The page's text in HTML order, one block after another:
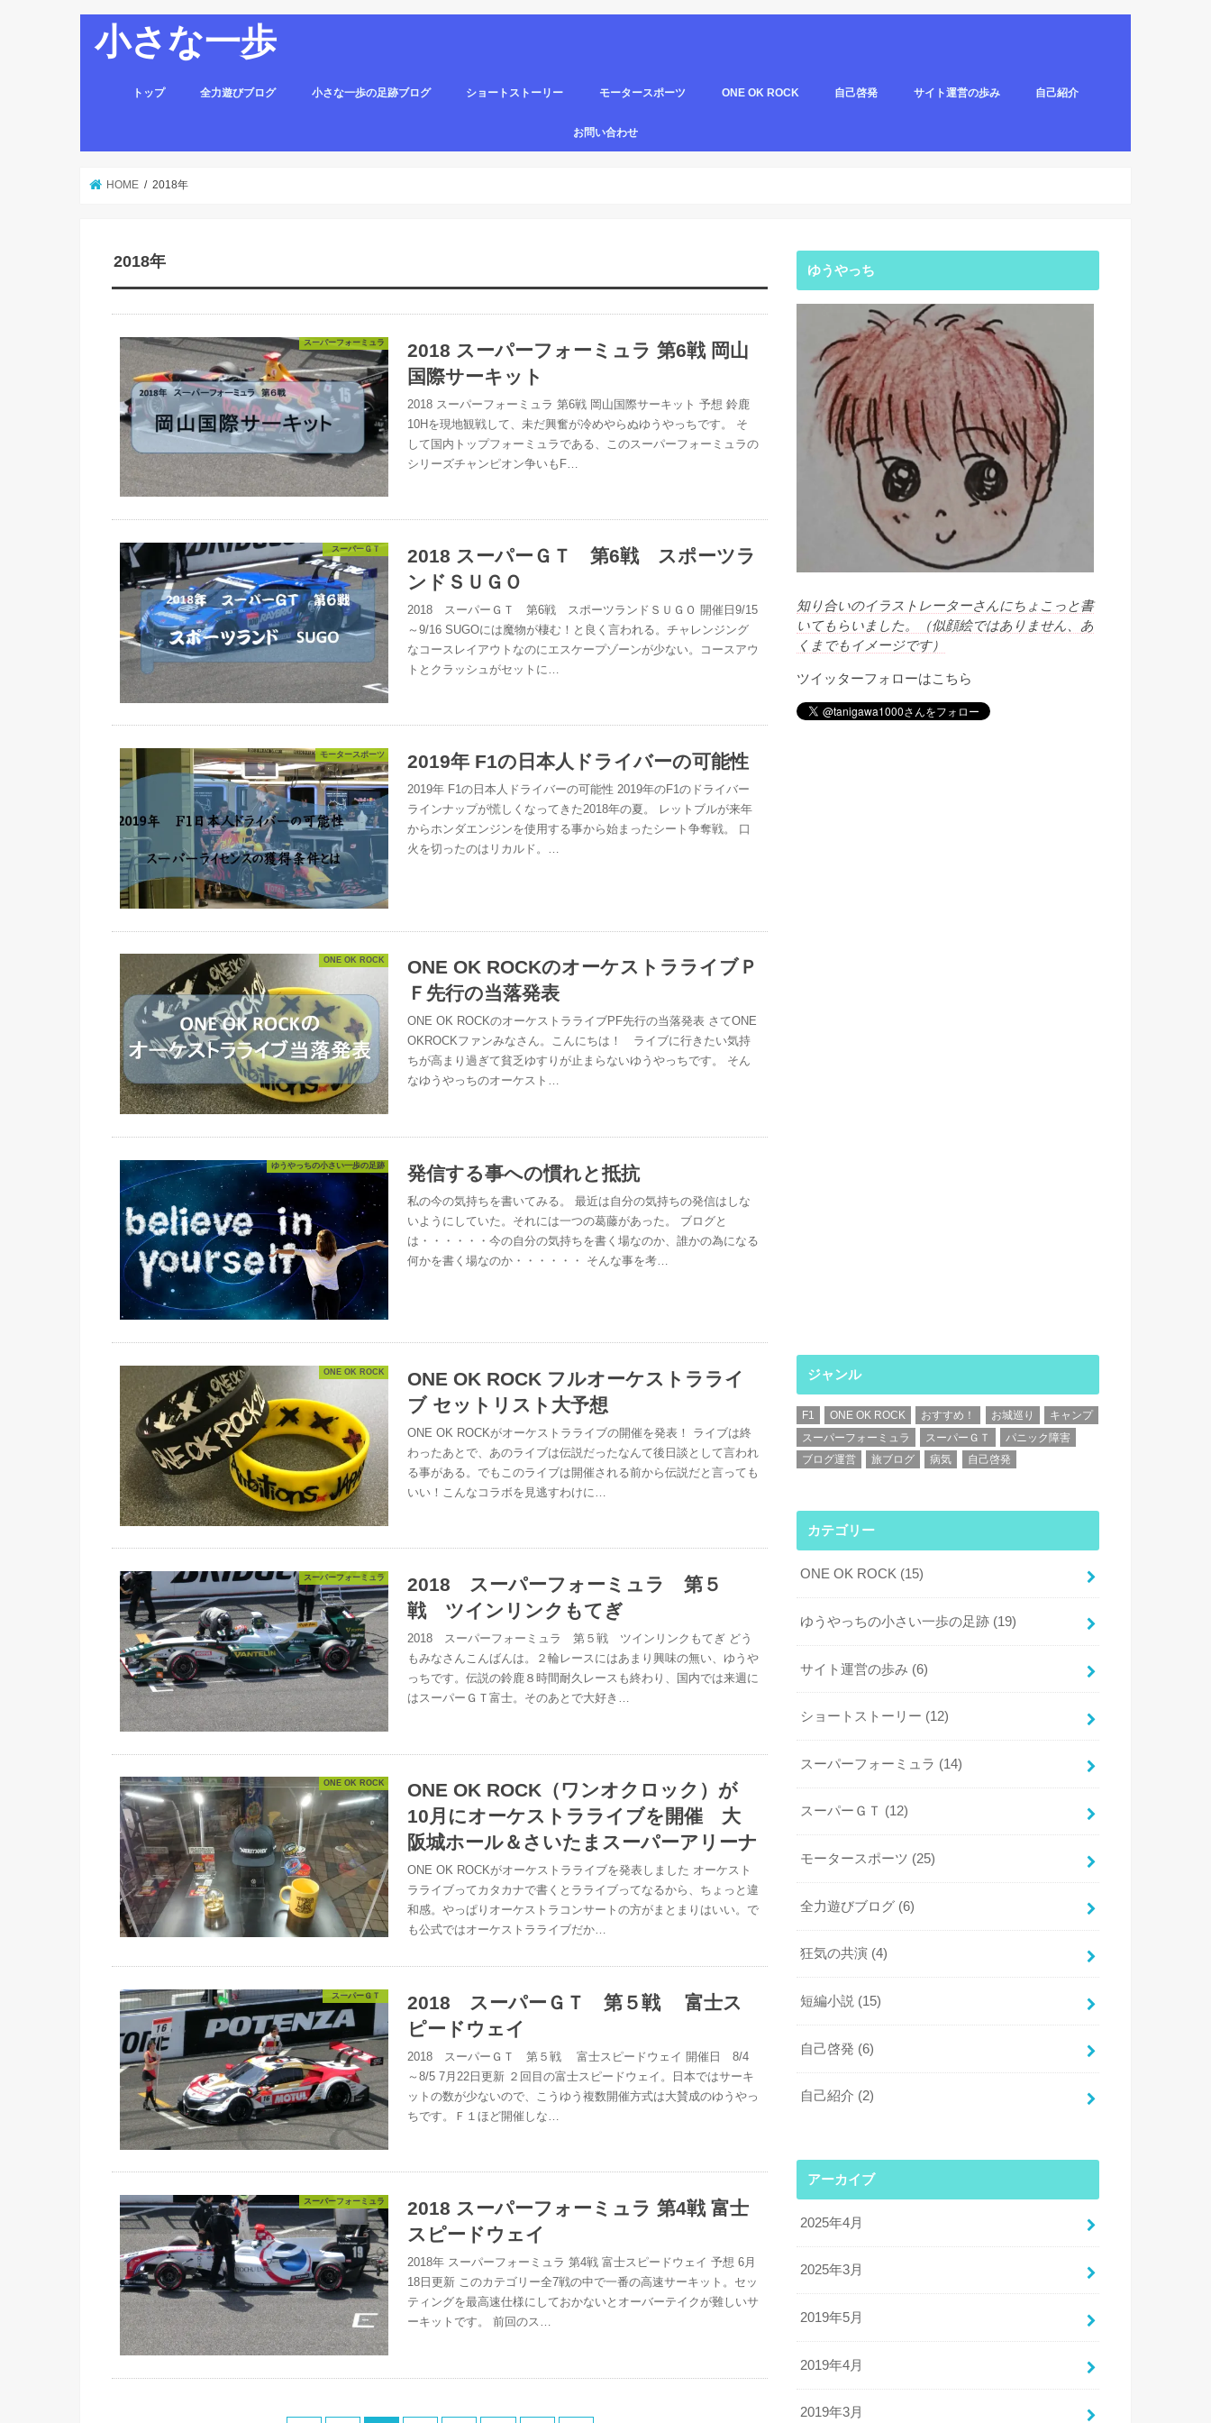
小さな一歩
トップ 全力遊びブログ 小さな一歩の足跡ブログ ショートストーリー モータースポーツ
スーパーフォーミュラ
スーパーＧＴ
ONE OK ROCK 自己啓発 サイト運営の歩み 自己紹介
お問い合わせ
HOME 2018年
2018年
スーパーフォーミュラ
2018 スーパーフォーミュラ 第6戦 岡山
国際サーキット
2018 スーパーフォーミュラ 第6戦 岡山国際サーキット 予想 鈴鹿
10Hを現地観戦して、未だ興奮が冷めやらぬゆうやっちです。 そ
して国内トップフォーミュラである、このスーパーフォーミュラの
シリーズチャンピオン争いもF…
スーパーＧＴ
2018 スーパーＧＴ 第6戦 スポーツラ
ンドＳＵＧＯ
2018 スーパーＧＴ 第6戦 スポーツランドＳＵＧＯ 開催日9/15
～9/16 SUGOには魔物が棲む！と良く言われる。チャレンジング
なコースレイアウトなのにエスケープゾーンが少ない。コースアウ
トとクラッシュがセットに…
モータースポーツ 2019年 F1の日本人ドライバーの可能性
2019年 F1の日本人ドライバーの可能性 2019年のF1のドライバー
ラインナップが慌しくなってきた2018年の夏。 レットブルが来年
からホンダエンジンを使用する事から始まったシート争奪戦。 口
火を切ったのはリカルド。…
ONE OK ROCK
ONE OK ROCKのオーケストラライブＰ
Ｆ先行の当落発表
ONE OK ROCKのオーケストラライブPF先行の当落発表 さてONE
OKROCKファンみなさん。こんにちは！ ライブに行きたい気持
ちが高まり過ぎて貧乏ゆすりが止まらないゆうやっちです。 そん
なゆうやっちのオーケスト…
ゆうやっちの小さい一歩の足跡 発信する事への慣れと抵抗
私の今の気持ちを書いてみる。 最近は自分の気持ちの発信はしな
いようにしていた。それには一つの葛藤があった。 ブログと
は・・・・・・今の自分の気持ちを書く場なのか、誰かの為になる
何かを書く場なのか・・・・・・ そんな事を考…
ONE OK ROCK
ONE OK ROCK フルオーケストラライ
ブ セットリスト大予想
ONE OK ROCKがオーケストラライブの開催を発表！ ライブは終
わったあとで、あのライブは伝説だったなんて後日談として言われ
る事がある。でもこのライブは開催される前から伝説だと言っても
いい！こんなコラボを見逃すわけに…
スーパーフォーミュラ
2018 スーパーフォーミュラ 第５
戦 ツインリンクもてぎ
2018 スーパーフォーミュラ 第５戦 ツインリンクもてぎ どう
もみなさんこんばんは。２輪レースにはあまり興味の無い、ゆうや
っちです。伝説の鈴鹿８時間耐久レースも終わり、国内では来週に
はスーパーＧＴ富士。そのあとで大好き…
ONE OK ROCK
ONE OK ROCK（ワンオクロック）が
10月にオーケストラライブを開催 大
阪城ホール＆さいたまスーパーアリーナ
ONE OK ROCKがオーケストラライブを発表しました オーケスト
ラライブってカタカナで書くとラライブってなるから、ちょっと違
和感。やっぱりオーケストラコンサートの方がまとまりはいい。で
も公式ではオーケストラライブだか…
スーパーＧＴ
2018 スーパーＧＴ 第５戦 富士ス
ピードウェイ
2018 スーパーＧＴ 第５戦 富士スピードウェイ 開催日 8/4
～8/5 7月22日更新 ２回目の富士スピードウェイ。日本ではサーキ
ットの数が少ないので、こうゆう複数開催方式は大賛成のゆうやっ
ちです。Ｆ１ほど開催しな…
スーパーフォーミュラ
2018 スーパーフォーミュラ 第4戦 富士
スピードウェイ
2018年 スーパーフォーミュラ 第4戦 富士スピードウェイ 予想 6月
18日更新 このカテゴリー全7戦の中で一番の高速サーキット。セッ
ティングを最高速仕様にしておかないとオーバーテイクが難しいサ
ーキットです。 前回のス…
ゆうやっち
知り合いのイラストレーターさんにちょこっと書
いてもらいました。（似顔絵ではありません、あ
くまでもイメージです）
ツイッターフォローはこちら
ジャンル
F1 ONE OK ROCK おすすめ！ お城巡り
キャンプ
スーパーフォーミュラ
スーパーＧＴ
パニック障害
ブログ運営
旅ブログ 病気 自己啓発
カテゴリー
ONE OK ROCK (15)
ゆうやっちの小さい一歩の足跡 (19)
サイト運営の歩み (6)
ショートストーリー (12)
スーパーフォーミュラ (14)
スーパーＧＴ (12)
モータースポーツ (25)
全力遊びブログ (6)
狂気の共演 (4)
短編小説 (15)
自己啓発 (6)
自己紹介 (2)
アーカイブ
2025年4月
2025年3月
2019年5月
2019年4月
2019年3月